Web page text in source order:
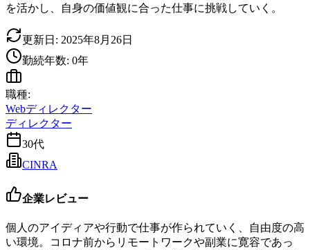
を活かし、自身の価値観に合った仕事に挑戦していく。
更新日: 2025年8月26日
勤続年数: 0年
職種:
Webディレクター
ディレクター
30代
CINRA
企業レビュー
個人のアイディアや行動で仕事が作られていく、自由度の高
い環境。コロナ前からリモートワークや副業に寛容であっ